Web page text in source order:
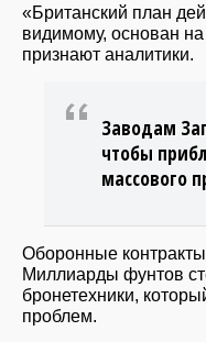
«Британский план
видимому, основан
признают аналитики.
Заводам
чтобы
массового
Оборонные
Миллиарды фунтов
бронетехники,
проблем.